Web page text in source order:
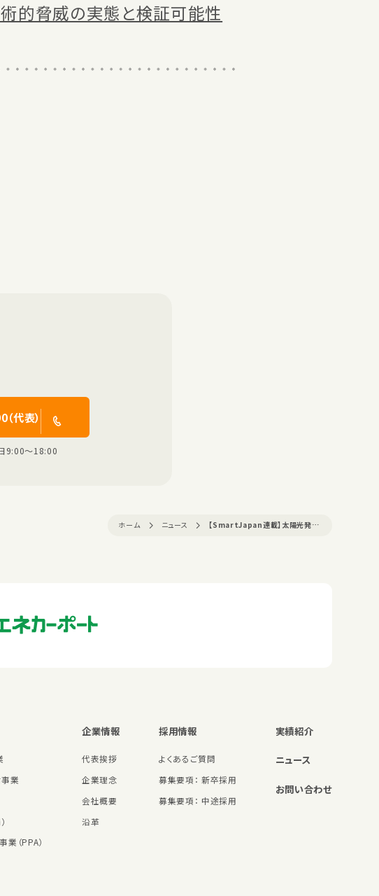
的脅威の実態と検証可能性
代表）
9:00〜18:00
ホーム ニュース 【SmartJapan連載】太陽光発電の…
事業
（PPA）
企業情報
代表挨拶
企業理念
会社概要
沿革
採用情報
よくあるご質問
募集要項： 新卒採用
募集要項： 中途採用
実績紹介
ニュース
お問い合わせ